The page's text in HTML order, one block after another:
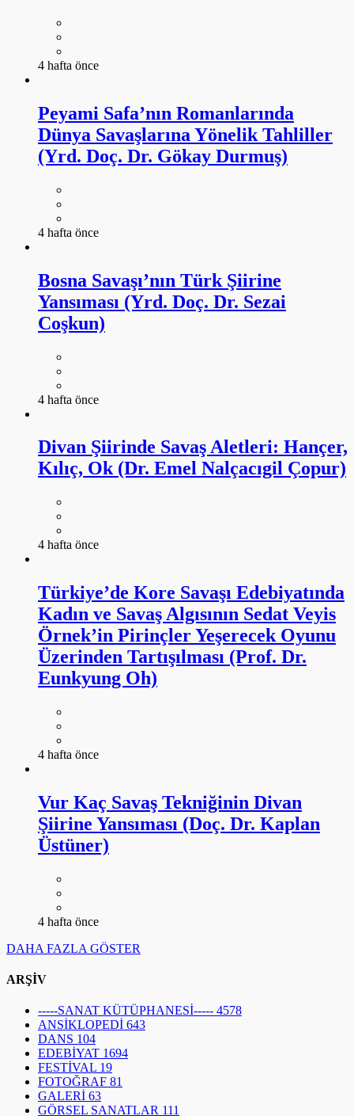
4 hafta önce
Peyami Safa’nın Romanlarında
Dünya Savaşlarına Yönelik Tahliller
(Yrd. Doç. Dr. Gökay Durmuş)
4 hafta önce
Bosna Savaşı’nın Türk Şiirine
Yansıması (Yrd. Doç. Dr. Sezai
Coşkun)
4 hafta önce
Divan Şiirinde Savaş Aletleri: Hançer,
Kılıç, Ok (Dr. Emel Nalçacıgil Çopur)
4 hafta önce
Türkiye’de Kore Savaşı Edebiyatında
Kadın ve Savaş Algısının Sedat Veyis
Örnek’in Pirinçler Yeşerecek Oyunu
Üzerinden Tartışılması (Prof. Dr.
Eunkyung Oh)
4 hafta önce
Vur Kaç Savaş Tekniğinin Divan
Şiirine Yansıması (Doç. Dr. Kaplan
Üstüner)
4 hafta önce
DAHA FAZLA GÖSTER
ARŞİV
-----SANAT KÜTÜPHANESİ----- 4578
ANSİKLOPEDİ 643
DANS 104
EDEBİYAT 1694
FESTİVAL 19
FOTOĞRAF 81
GALERİ 63
GÖRSEL SANATLAR 111